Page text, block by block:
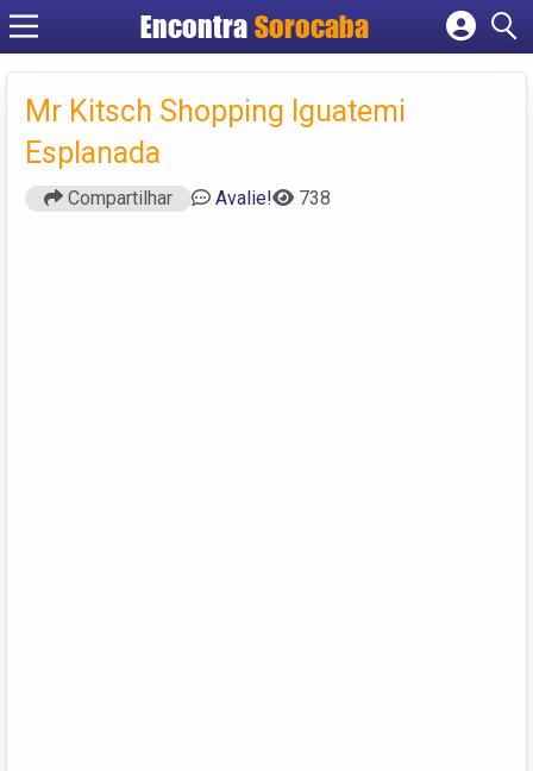
EncontraSorocaba
Cadastrar empresa
Criar conta
Mr Kitsch Shopping Iguatemi
Esplanada
Compartilhar Avalie! 738